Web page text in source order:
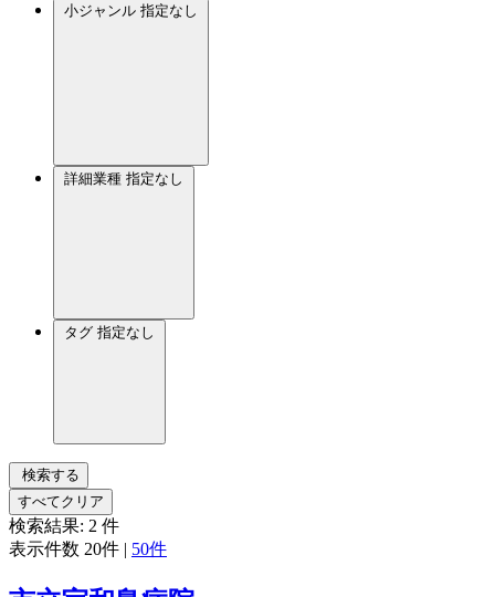
小ジャンル 指定なし
詳細業種 指定なし
タグ 指定なし
検索する
すべてクリア
検索結果: 2 件
表示件数 20件 | 50件